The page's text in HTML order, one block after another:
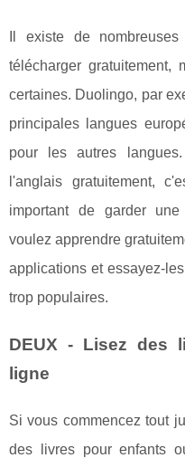
Il existe de
télécharger gratuitement,
certaines. Duolingo, par
principales langues
pour les autres
l'anglais gratuitement,
important de garder
voulez apprendre
applications et essayez-
trop populaires.
DEUX - Lisez des
ligne
Si vous commencez tout
des livres pour enfants